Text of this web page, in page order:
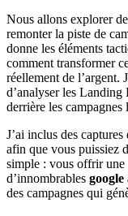
Nous allons explorer
remonter la piste de
donne les éléments
comment transformer
réellement de l’argent.
d’analyser les
derrière les campagnes
J’ai inclus des
afin que vous puissiez
simple : vous offrir une
d’innombrables google
des campagnes qui